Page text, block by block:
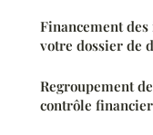
Financement
votre dossier de
Regroupement
contrôle financier